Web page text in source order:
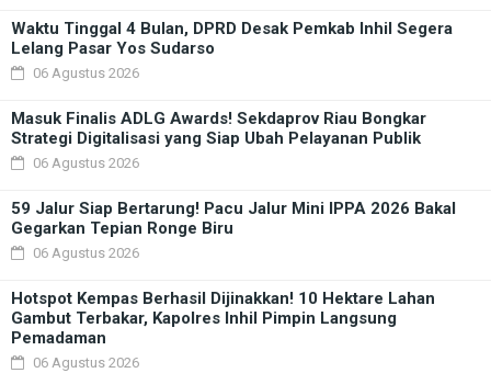
Waktu Tinggal 4 Bulan, DPRD Desak Pemkab Inhil Segera
Lelang Pasar Yos Sudarso
06 Agustus 2026
Masuk Finalis ADLG Awards! Sekdaprov Riau Bongkar
Strategi Digitalisasi yang Siap Ubah Pelayanan Publik
06 Agustus 2026
59 Jalur Siap Bertarung! Pacu Jalur Mini IPPA 2026 Bakal
Gegarkan Tepian Ronge Biru
06 Agustus 2026
Hotspot Kempas Berhasil Dijinakkan! 10 Hektare Lahan
Gambut Terbakar, Kapolres Inhil Pimpin Langsung
Pemadaman
06 Agustus 2026